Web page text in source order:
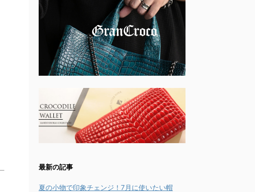
最新の記事
夏の小物で印象チェンジ！7月に使いたい帽